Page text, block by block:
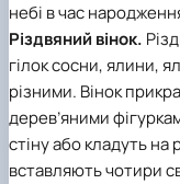
небі в час
Різдвяний вінок.
гілок сосни, ялини,
різними. Вінок
дерев’яними
стіну або кладуть на
вставляють чотири